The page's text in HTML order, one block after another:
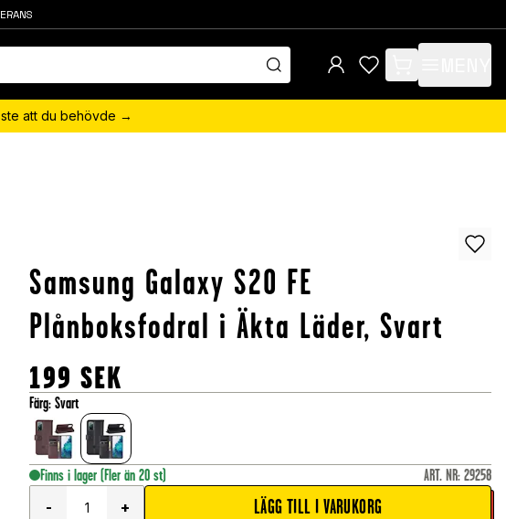
items in cart, view
att du behövde →
Samsung Galaxy S20 FE
Plånboksfodral i Äkta Läder, Svart
199 SEK
Färg:Svart
Finns i lager (Fler än 20 st) ART. NR: 29258
-
+ LÄGG TILL I VARUKORG